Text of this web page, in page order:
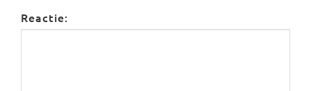
Reactie: